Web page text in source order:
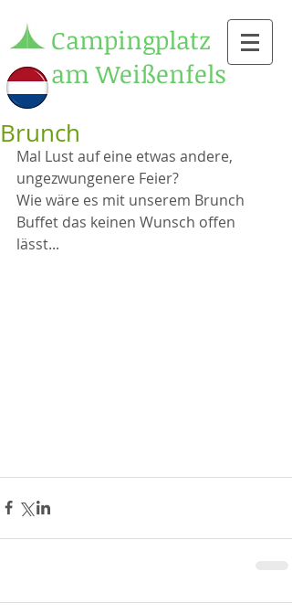
Campingplatz
am Weißenfels
Brunch
Mal Lust auf eine etwas andere,
ungezwungenere Feier?
Wie wäre es mit unserem Brunch
Buffet das keinen Wunsch offen
lässt...